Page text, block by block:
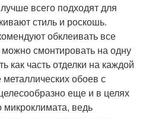
всего подходят для
стиль и роскошь.
обклеивать все
смонтировать на одну
как часть отделки на каждой
обоев с
еще и в целях
микроклимата, ведь